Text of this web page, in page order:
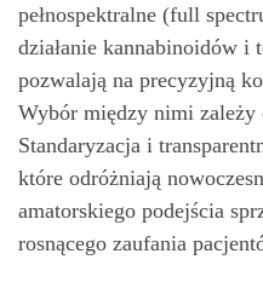
pełnospektralne (full
działanie kannabinoidów i
pozwalają na precyzyjną
Wybór między nimi zależy
Standaryzacja i
które odróżniają
amatorskiego podejścia
rosnącego zaufania